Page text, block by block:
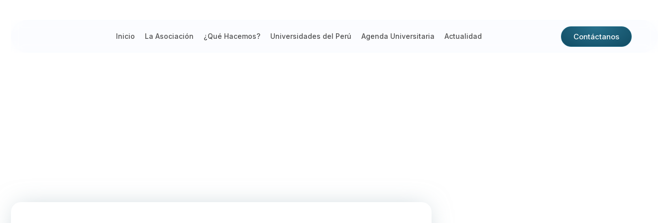
Inicio La Asociación ¿Qué Hacemos? Universidades del Perú Agenda Universitaria Actualidad Contáctanos